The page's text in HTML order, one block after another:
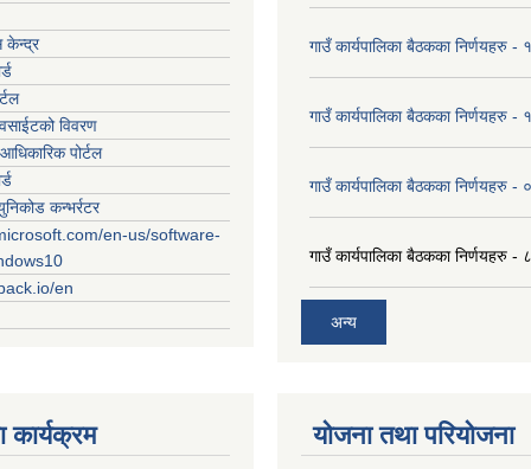
केन्द्र
विवरण
पोर्टल
कन्भर्रटर
en-us/software-
en
गाउँ कार्यपालिका बैठकका निर्णयहरु
गाउँ कार्यपालिका बैठकका निर्णयहरु
गाउँ कार्यपालिका बैठकका निर्णयहरु
गाउँ कार्यपालिका बैठकका निर्णयहरु
अन्य
योजना तथा परियोजना